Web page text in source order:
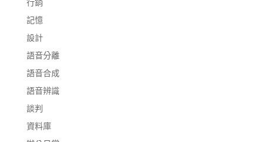
記憶
設計
語音分離
語音合成
語音辨識
談判
資料庫